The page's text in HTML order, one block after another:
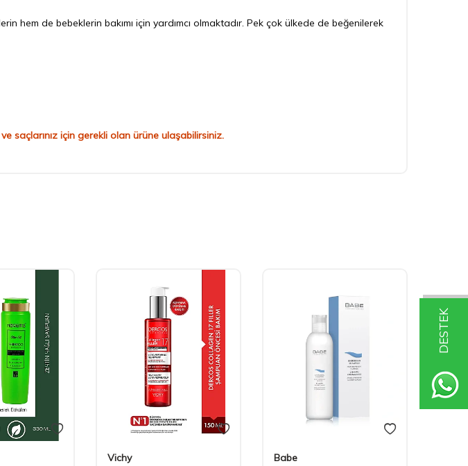
DESTEK
hem de bebeklerin bakımı için yardımcı olmaktadır. Pek çok ülkede de beğenilerek
saçlarınız için gerekli olan ürüne ulaşabilirsiniz.
Vichy
Babe